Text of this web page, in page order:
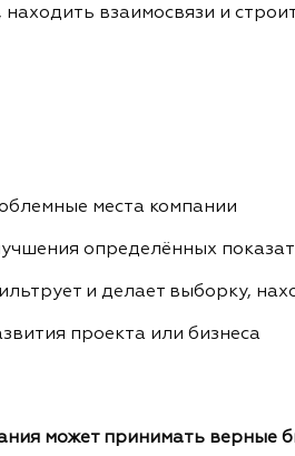
взаимосвязи и
места компании
определённых
и делает выборку,
проекта или бизнеса
может принимать верные